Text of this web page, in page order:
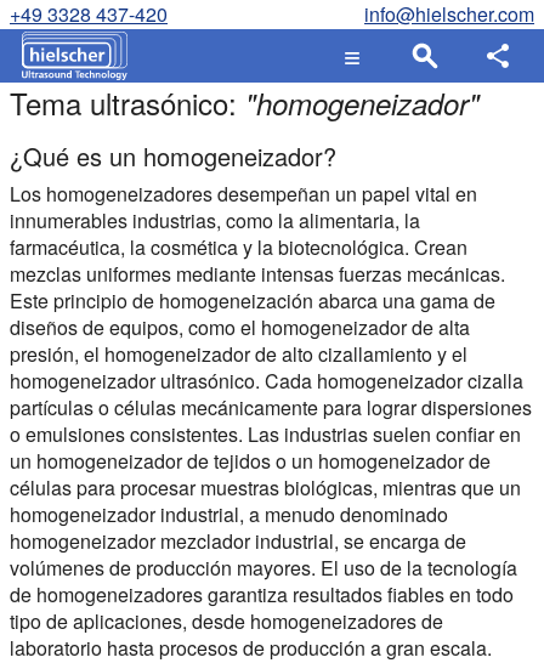
+49 3328 437-420 info@hielscher.com
Tema ultrasónico: "homogeneizador"
¿Qué es un homogeneizador?
Los homogeneizadores desempeñan un papel vital en
innumerables industrias, como la alimentaria, la
farmacéutica, la cosmética y la biotecnológica. Crean
mezclas uniformes mediante intensas fuerzas mecánicas.
Este principio de homogeneización abarca una gama de
diseños de equipos, como el homogeneizador de alta
presión, el homogeneizador de alto cizallamiento y el
homogeneizador ultrasónico. Cada homogeneizador cizalla
partículas o células mecánicamente para lograr dispersiones
o emulsiones consistentes. Las industrias suelen confiar en
un homogeneizador de tejidos o un homogeneizador de
células para procesar muestras biológicas, mientras que un
homogeneizador industrial, a menudo denominado
homogeneizador mezclador industrial, se encarga de
volúmenes de producción mayores. El uso de la tecnología
de homogeneizadores garantiza resultados fiables en todo
tipo de aplicaciones, desde homogeneizadores de
laboratorio hasta procesos de producción a gran escala.